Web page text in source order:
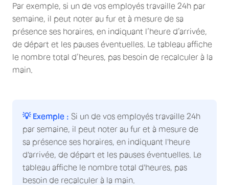
Par exemple, si un de vos employés travaille 24h par
semaine, il peut noter au fur et à mesure de sa
présence ses horaires, en indiquant l’heure d’arrivée,
de départ et les pauses éventuelles. Le tableau affiche
le nombre total d’heures, pas besoin de recalculer à la
main.
💡 Exemple : Si un de vos employés travaille 24h
par semaine, il peut noter au fur et à mesure de
sa présence ses horaires, en indiquant l'heure
d'arrivée, de départ et les pauses éventuelles. Le
tableau affiche le nombre total d'heures, pas
besoin de recalculer à la main.